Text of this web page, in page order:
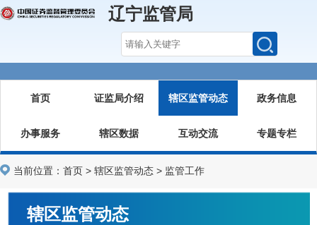
辽宁监管局
首页 证监局介绍 辖区监管动态 政务信息
办事服务 辖区数据 互动交流 专题专栏
当前位置： 首页 > 辖区监管动态 > 监管工作
辖区监管动态